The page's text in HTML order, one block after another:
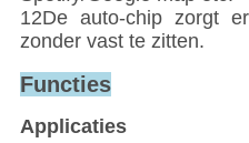
12De auto-chip zorgt
zonder vast te zitten.
Functies
Applicaties